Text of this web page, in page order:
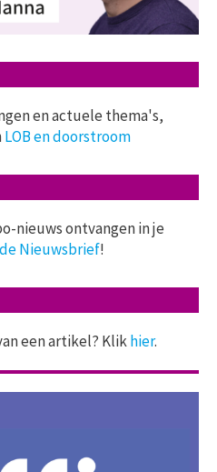
en actuele thema's,
LOB en doorstroom
nieuws ontvangen in je
Nieuwsbrief!
een artikel? Klikhier.